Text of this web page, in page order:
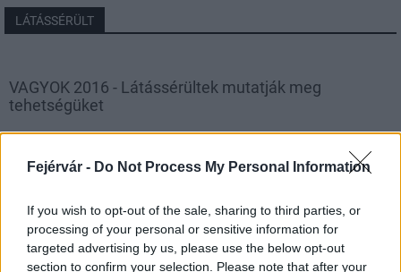
Fejérvár - Do Not Process My Personal Information
If you wish to opt-out of the sale, sharing to third parties, or
processing of your personal or sensitive information for
targeted advertising by us, please use the below opt-out
section to confirm your selection. Please note that after your
LÁTÁSSÉRÜLT
VAGYOK 2016 - Látássérültek mutatják meg
tehetségüket
2016.04.07
1